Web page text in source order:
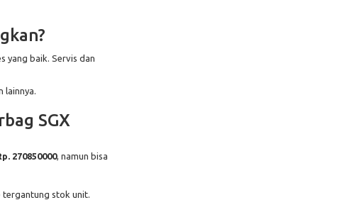
yang baik. Servis dan
lainnya.
SGX
270850000, namun bisa
tergantung stok unit.